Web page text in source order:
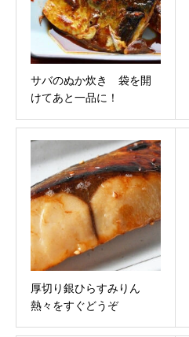
サバのぬか炊き 袋を開
けてあと一品に！
厚切り銀ひらすみりん
熱々をすぐどうぞ